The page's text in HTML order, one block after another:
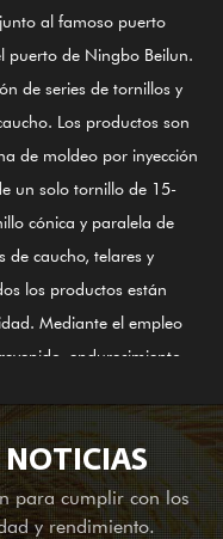
al famoso puerto
puerto de Ningbo Beilun.
de series de tornillos y
Los productos son
de moldeo por inyección
un solo tornillo de 15-
cónica y paralela de
caucho, telares y
los productos están
Mediante el empleo
endurecimiento,
productos cumplen con
de tornillo de
3# más reciente)
productos; Es aplicable
NOTICIAS
para cumplir con los
y rendimiento.